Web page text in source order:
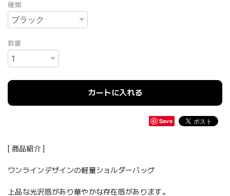
種類
数量
カートに入れる
Save
[ 商品紹介 ]
ワンラインデザインの軽量ショルダーバッグ
上品な光沢感があり華やかな存在感があります。